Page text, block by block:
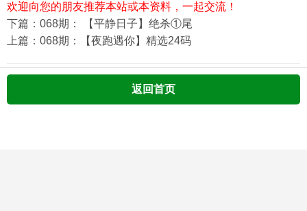
欢迎向您的朋友推荐本站或本资料，一起交流！
下篇：068期： 【平静日子】绝杀①尾
上篇：068期：【夜跑遇你】精选24码
返回首页